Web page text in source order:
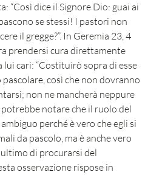
“Così dice il Signore Dio: guai ai
se stessi! I pastori non
il gregge?”. In Geremia 23, 4
prendersi cura direttamente
lui cari: “Costituirò sopra di esse
così che non dovranno
non ne mancherà neppure
potrebbe notare che il ruolo del
perché è vero che egli si
da pascolo, ma è anche vero
di procurarsi del
osservazione rispose in